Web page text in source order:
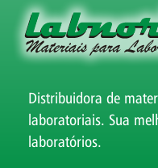
Distribuidora de
laboratoriais. Sua
laboratórios.